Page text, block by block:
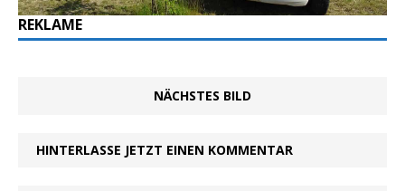
REKLAME
NÄCHSTES BILD
HINTERLASSE JETZT EINEN KOMMENTAR